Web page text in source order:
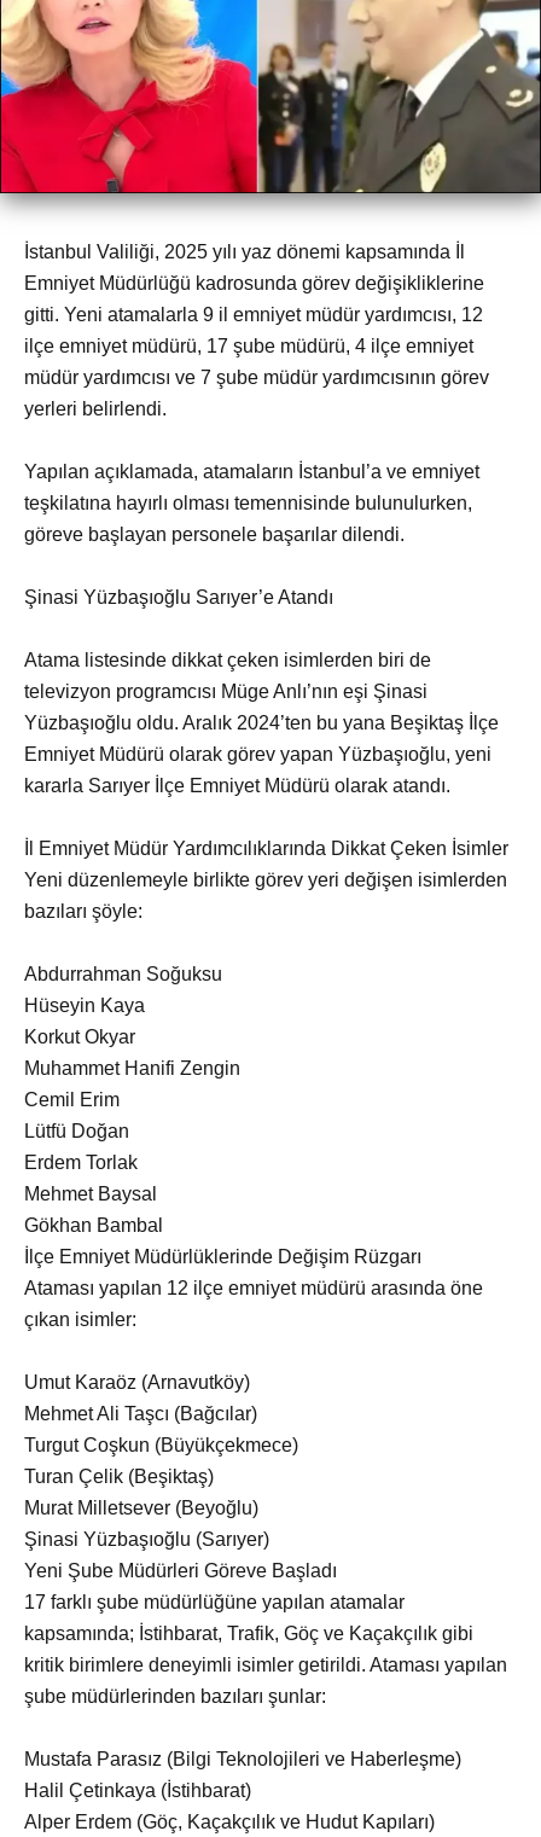
İstanbul Valiliği, 2025 yılı yaz dönemi kapsamında İl
Emniyet Müdürlüğü kadrosunda görev değişikliklerine
gitti. Yeni atamalarla 9 il emniyet müdür yardımcısı, 12
ilçe emniyet müdürü, 17 şube müdürü, 4 ilçe emniyet
müdür yardımcısı ve 7 şube müdür yardımcısının görev
yerleri belirlendi.
Yapılan açıklamada, atamaların İstanbul’a ve emniyet
teşkilatına hayırlı olması temennisinde bulunulurken,
göreve başlayan personele başarılar dilendi.
Şinasi Yüzbaşıoğlu Sarıyer’e Atandı
Atama listesinde dikkat çeken isimlerden biri de
televizyon programcısı Müge Anlı’nın eşi Şinasi
Yüzbaşıoğlu oldu. Aralık 2024’ten bu yana Beşiktaş İlçe
Emniyet Müdürü olarak görev yapan Yüzbaşıoğlu, yeni
kararla Sarıyer İlçe Emniyet Müdürü olarak atandı.
İl Emniyet Müdür Yardımcılıklarında Dikkat Çeken İsimler
Yeni düzenlemeyle birlikte görev yeri değişen isimlerden
bazıları şöyle:
Abdurrahman Soğuksu
Hüseyin Kaya
Korkut Okyar
Muhammet Hanifi Zengin
Cemil Erim
Lütfü Doğan
Erdem Torlak
Mehmet Baysal
Gökhan Bambal
İlçe Emniyet Müdürlüklerinde Değişim Rüzgarı
Ataması yapılan 12 ilçe emniyet müdürü arasında öne
çıkan isimler:
Umut Karaöz (Arnavutköy)
Mehmet Ali Taşcı (Bağcılar)
Turgut Coşkun (Büyükçekmece)
Turan Çelik (Beşiktaş)
Murat Milletsever (Beyoğlu)
Şinasi Yüzbaşıoğlu (Sarıyer)
Yeni Şube Müdürleri Göreve Başladı
17 farklı şube müdürlüğüne yapılan atamalar
kapsamında; İstihbarat, Trafik, Göç ve Kaçakçılık gibi
kritik birimlere deneyimli isimler getirildi. Ataması yapılan
şube müdürlerinden bazıları şunlar:
Mustafa Parasız (Bilgi Teknolojileri ve Haberleşme)
Halil Çetinkaya (İstihbarat)
Alper Erdem (Göç, Kaçakçılık ve Hudut Kapıları)